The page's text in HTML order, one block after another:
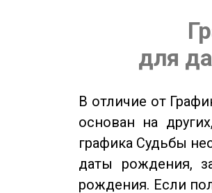
для
В отличие от
основан на
графика Судьбы
даты рождения,
рождения. Если